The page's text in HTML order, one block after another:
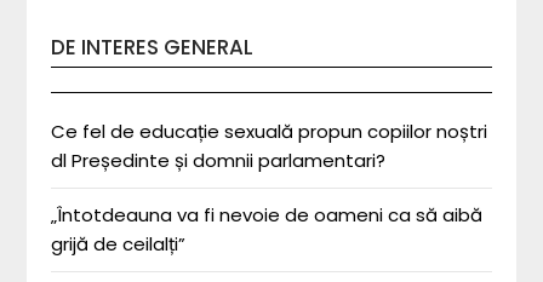
DE INTERES GENERAL
Ce fel de educație sexuală propun copiilor noștri
dl Președinte și domnii parlamentari?
„Întotdeauna va fi nevoie de oameni ca să aibă
grijă de ceilalți”